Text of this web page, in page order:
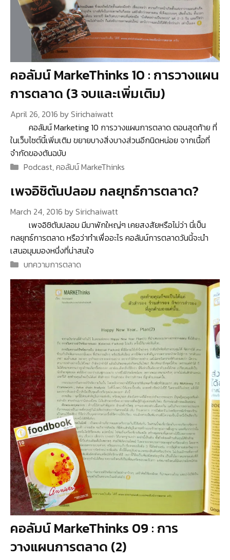
คอลัมน์ MarkeThinks 10 : การวางแผน
การตลาด (3 จบและเพิ่มเติม)
April 26, 2016 bySirichaiwatt
คอลัมน์ Marketing 10 การวางแผนการตลาด ตอนสุดท้าย ที่
ในเว็บไซต์นี้เพิ่มเติม ขยายบางสิ่งบางส่วนอีกนิดหน่อย จากเนื้อที่
จำกัดของต้นฉบับ
Categories
Podcast,คอลัมน์ MarkeThinks
เพจอิชิตันปลอม กลยุทธ์การตลาด?
March 24, 2016 bySirichaiwatt
เพจอิชิตันปลอม มีมาพักใหญ่ๆ เคยสงสัยหรือไม่ว่า นี่เป็น
กลยุทธ์การตลาด หรือว่าทำเพื่ออะไร คอลัมน์การตลาดวันนี้จะนำ
เสนอมุมมองหนึ่งที่น่าสนใจ
Categories
บทความการตลาด
คอลัมน์ MarkeThinks 09 : การ
วางแผนการตลาด (2)